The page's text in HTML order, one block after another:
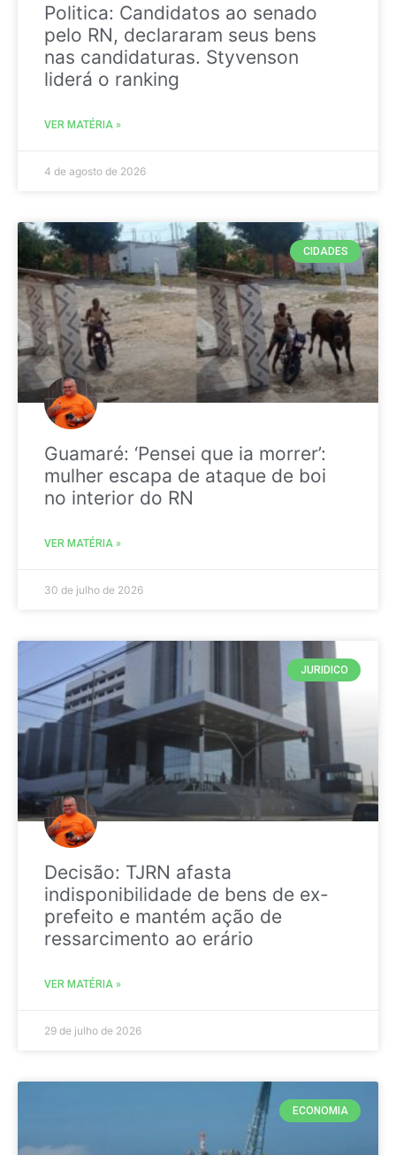
Politica: Candidatos ao senado
pelo RN, declararam seus bens
nas candidaturas. Styvenson
liderá o ranking
VER MATÉRIA »
4 de agosto de 2026
CIDADES
Guamaré: ‘Pensei que ia morrer’:
mulher escapa de ataque de boi
no interior do RN
VER MATÉRIA »
30 de julho de 2026
JURIDICO
Decisão: TJRN afasta
indisponibilidade de bens de ex-
prefeito e mantém ação de
ressarcimento ao erário
VER MATÉRIA »
29 de julho de 2026
ECONOMIA